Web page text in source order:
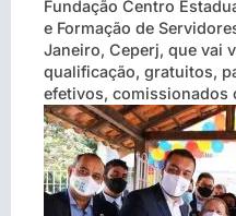
Fundação Centro
e Formação de
Janeiro, Ceperj, que vai
qualificação, gratuitos,
efetivos, comissionados